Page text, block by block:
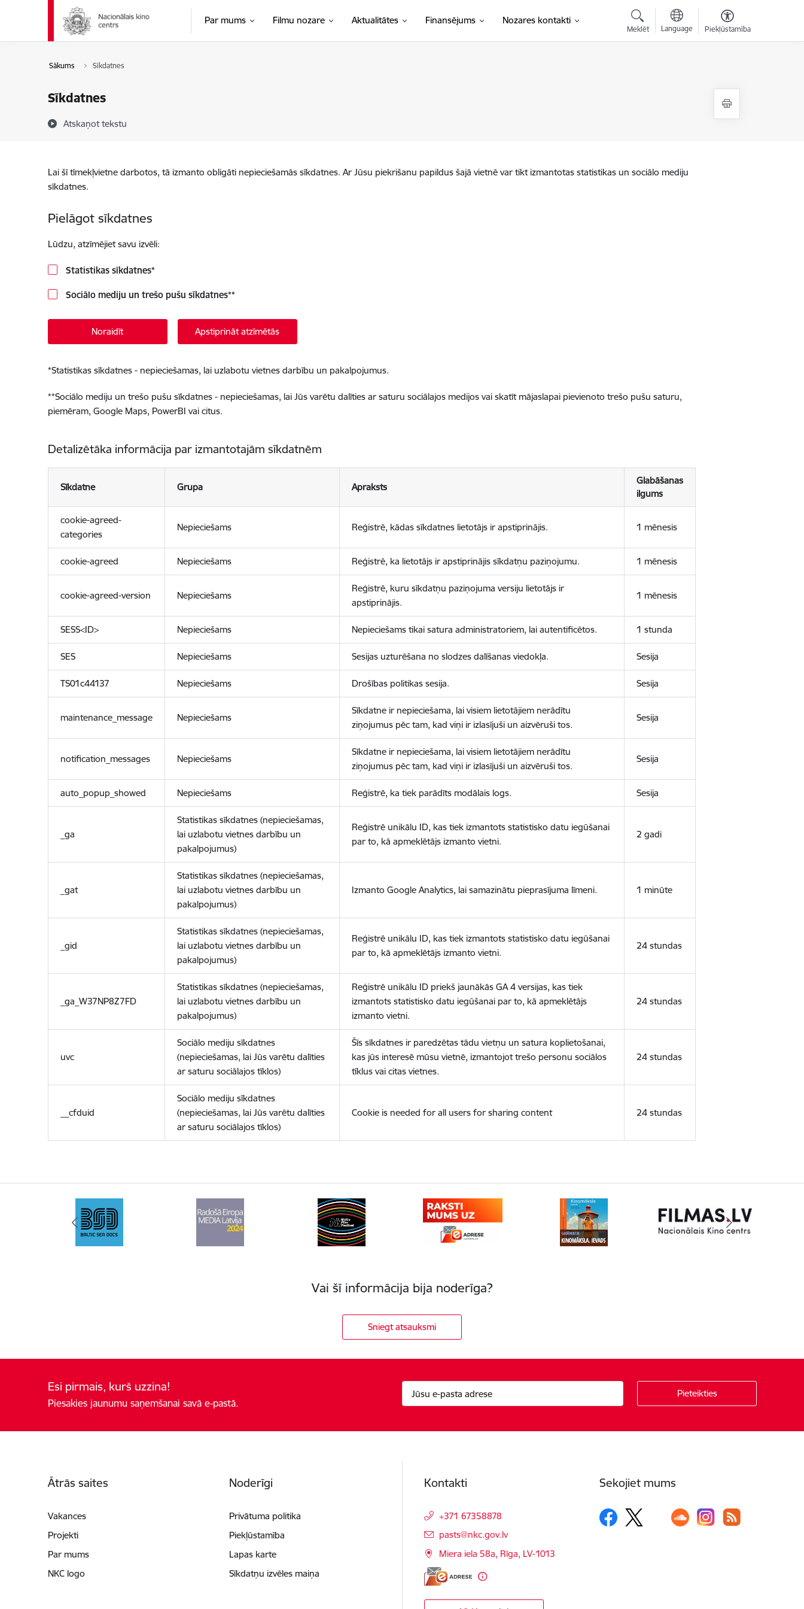
Pāriet uz lapas saturu
Par mums Filmu nozare Aktualitātes Finansējums Nozares kontakti
Meklēt Language Piekļūstamība
Sākums Sīkdatnes
Sīkdatnes
Atskaņot tekstu
Lai šī tīmekļvietne darbotos, tā izmanto obligāti nepieciešamās sīkdatnes. Ar Jūsu piekrišanu papildus šajā vietnē var tikt izmantotas statistikas un sociālo mediju
sīkdatnes.
Pielāgot sīkdatnes
Lūdzu, atzīmējiet savu izvēli:
Statistikas sīkdatnes*
Sociālo mediju un trešo pušu sīkdatnes**
Noraidīt Apstiprināt atzīmētās
*Statistikas sīkdatnes - nepieciešamas, lai uzlabotu vietnes darbību un pakalpojumus.
**Sociālo mediju un trešo pušu sīkdatnes - nepieciešamas, lai Jūs varētu dalīties ar saturu sociālajos medijos vai skatīt mājaslapai pievienoto trešo pušu saturu,
piemēram, Google Maps, PowerBI vai citus.
Detalizētāka informācija par izmantotajām sīkdatnēm
Sīkdatne Grupa Apraksts
Glabāšanas
ilgums
cookie-agreed-
categories
Nepieciešams Reģistrē, kādas sīkdatnes lietotājs ir apstiprinājis. 1 mēnesis
cookie-agreed Nepieciešams Reģistrē, ka lietotājs ir apstiprinājis sīkdatņu paziņojumu. 1 mēnesis
cookie-agreed-version Nepieciešams
Reģistrē, kuru sīkdatņu paziņojuma versiju lietotājs ir
apstiprinājis.
1 mēnesis
SESS<ID> Nepieciešams Nepieciešams tikai satura administratoriem, lai autentificētos. 1 stunda
SES Nepieciešams Sesijas uzturēšana no slodzes dalīšanas viedokļa. Sesija
TS01c44137 Nepieciešams Drošības politikas sesija. Sesija
maintenance_message Nepieciešams
Sīkdatne ir nepieciešama, lai visiem lietotājiem nerādītu
ziņojumus pēc tam, kad viņi ir izlasījuši un aizvēruši tos.
Sesija
notification_messages Nepieciešams
Sīkdatne ir nepieciešama, lai visiem lietotājiem nerādītu
ziņojumus pēc tam, kad viņi ir izlasījuši un aizvēruši tos.
Sesija
auto_popup_showed Nepieciešams Reģistrē, ka tiek parādīts modālais logs. Sesija
_ga
Statistikas sīkdatnes (nepieciešamas,
lai uzlabotu vietnes darbību un
pakalpojumus)
Reģistrē unikālu ID, kas tiek izmantots statistisko datu iegūšanai
par to, kā apmeklētājs izmanto vietni.
2 gadi
_gat
Statistikas sīkdatnes (nepieciešamas,
lai uzlabotu vietnes darbību un
pakalpojumus)
Izmanto Google Analytics, lai samazinātu pieprasījuma līmeni. 1 minūte
_gid
Statistikas sīkdatnes (nepieciešamas,
lai uzlabotu vietnes darbību un
pakalpojumus)
Reģistrē unikālu ID, kas tiek izmantots statistisko datu iegūšanai
par to, kā apmeklētājs izmanto vietni.
24 stundas
_ga_W37NP8Z7FD
Statistikas sīkdatnes (nepieciešamas,
lai uzlabotu vietnes darbību un
pakalpojumus)
Reģistrē unikālu ID priekš jaunākās GA 4 versijas, kas tiek
izmantots statistisko datu iegūšanai par to, kā apmeklētājs
izmanto vietni.
24 stundas
uvc
Sociālo mediju sīkdatnes
(nepieciešamas, lai Jūs varētu dalīties
ar saturu sociālajos tīklos)
Šīs sīkdatnes ir paredzētas tādu vietņu un satura koplietošanai,
kas jūs interesē mūsu vietnē, izmantojot trešo personu sociālos
tīklus vai citas vietnes.
24 stundas
__cfduid
Sociālo mediju sīkdatnes
(nepieciešamas, lai Jūs varētu dalīties
ar saturu sociālajos tīklos)
Cookie is needed for all users for sharing content 24 stundas
Vai šī informācija bija noderīga?
Sniegt atsauksmi
Esi pirmais, kurš uzzina!
Piesakies jaunumu saņemšanai savā e-pastā.
Ātrās saites
Vakances
Projekti
Par mums
NKC logo
Noderīgi
Privātuma politika
Piekļūstamība
Lapas karte
Sīkdatņu izvēles maiņa
Kontakti
+371 67358878
E-pasts:
pasts@nkc.gov.lv
Miera iela 58a, Rīga, LV-1013
Sekojiet mums